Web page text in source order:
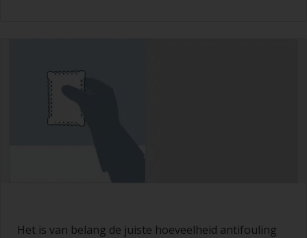
Het is van belang de juiste hoeveelheid antifouling